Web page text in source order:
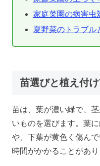
家庭菜園の病害虫
夏野菜のトラブル
苗選びと植え付
苗は、葉が濃い緑で、
いものを選びます。葉
や、下葉が黄色く傷ん
時間がかかることがあり